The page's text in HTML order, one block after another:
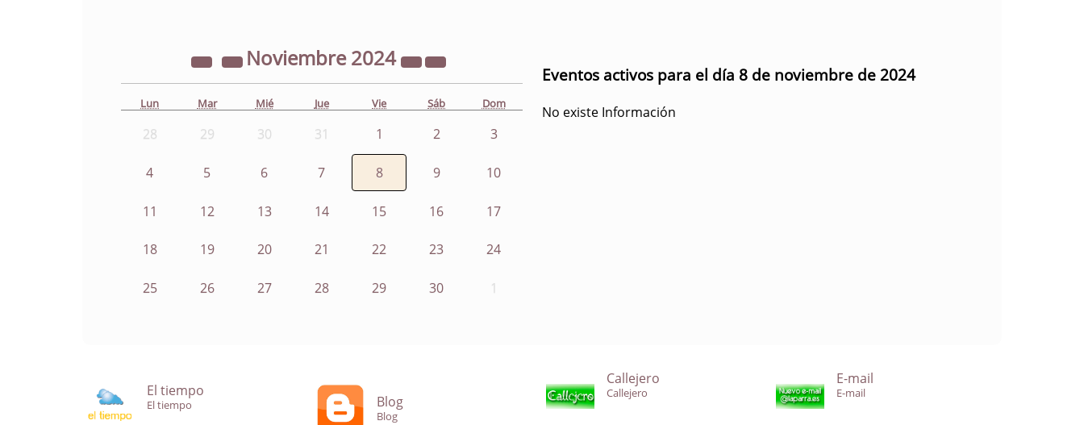
Noviembre2024
Lun Mar Mié Jue Vie Sáb Dom
28 29 30 31 1 2 3
4 5 6 7 8 9 10
11 12 13 14 15 16 17
18 19 20 21 22 23 24
25 26 27 28 29 30 1
Eventos activos para el día 8 de noviembre de 2024
No existe Información
El tiempo
El tiempo Blog
Blog
Callejero
Callejero
E-mail
E-mail